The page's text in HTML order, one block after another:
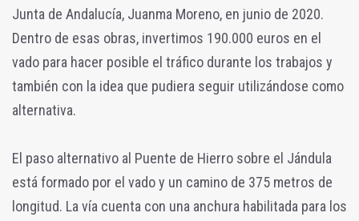
Junta de Andalucía, Juanma Moreno, en junio de 2020.
Dentro de esas obras, invertimos 190.000 euros en el
vado para hacer posible el tráfico durante los trabajos y
también con la idea que pudiera seguir utilizándose como
alternativa.
El paso alternativo al Puente de Hierro sobre el Jándula
está formado por el vado y un camino de 375 metros de
longitud. La vía cuenta con una anchura habilitada para los